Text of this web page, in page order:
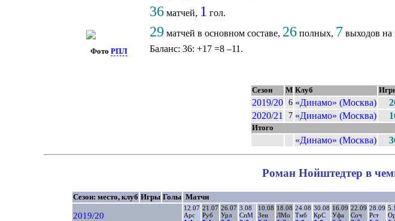
ФотоРПЛ
36 матчей, 1 гол.
29 матчей в основном составе, 26 полных, 7 выходов на
Баланс: 36: +17 =8 –11.
Сезон М Клуб
2019/20 6 «Динамо» (Москва)
2020/21
7 «Динамо» (Москва)
Итого
«Динамо» (Москва)
Роман Нойштедтер в
Сезон: место, клуб Игры Голы Матчи
2019/20
12.07
Арс
21.07
Руб
26.07
Урл
3.08
СпМ
10.08
Зен
18.08
ЛМо
24.08
Тмб
30.08
КрС
16.09
Уфа
22.09
Соч
28.09
Рст